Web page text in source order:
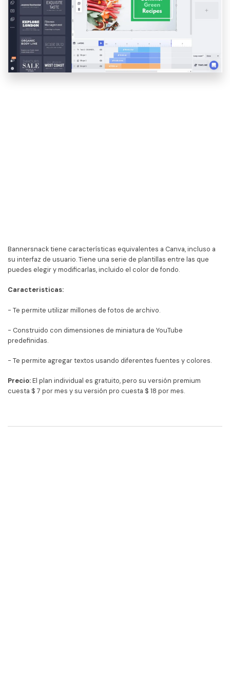
Bannersnack tiene características equivalentes a Canva, incluso a
su interfaz de usuario. Tiene una serie de plantillas entre las que
puedes elegir y modificarlas, incluido el color de fondo.
Caracteristicas:
- Te permite utilizar millones de fotos de archivo.
- Construido con dimensiones de miniatura de YouTube
predefinidas.
- Te permite agregar textos usando diferentes fuentes y colores.
Precio:El plan individual es gratuito, pero su versión premium
cuesta $ 7 por mes y su versión pro cuesta $ 18 por mes.